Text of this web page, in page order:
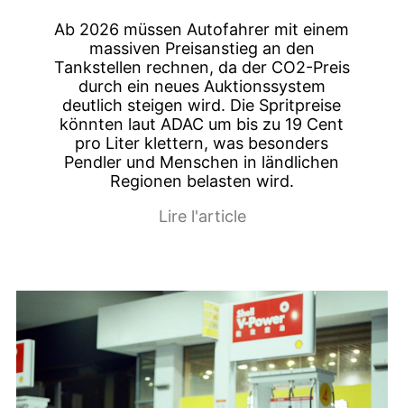
Ab 2026 müssen Autofahrer mit einem
massiven Preisanstieg an den
Tankstellen rechnen, da der CO2-Preis
durch ein neues Auktionssystem
deutlich steigen wird. Die Spritpreise
könnten laut ADAC um bis zu 19 Cent
pro Liter klettern, was besonders
Pendler und Menschen in ländlichen
Regionen belasten wird.
Lire l'article